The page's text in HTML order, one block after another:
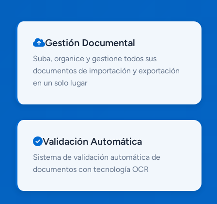
Gestión Documental
Suba, organice y gestione todos sus
documentos de importación y exportación
en un solo lugar
Validación Automática
Sistema de validación automática de
documentos con tecnología OCR